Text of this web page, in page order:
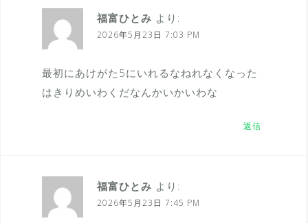
福富ひとみ より:
2026年5月23日 7:03 PM
最初にあけがた5にいれるなねれなくなった
はきりめいわくだなんかいかいわな
返信
福富ひとみ より:
2026年5月23日 7:45 PM